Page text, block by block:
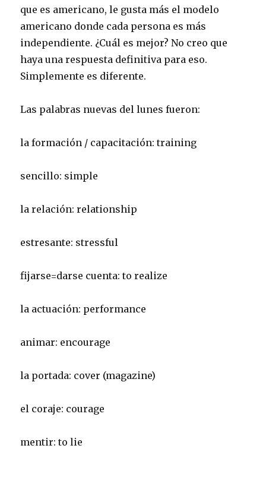
que es americano, le gusta más el modelo
americano donde cada persona es más
independiente. ¿Cuál es mejor? No creo que
haya una respuesta definitiva para eso.
Simplemente es diferente.
Las palabras nuevas del lunes fueron:
la formación / capacitación: training
sencillo: simple
la relación: relationship
estresante: stressful
fijarse=darse cuenta: to realize
la actuación: performance
animar: encourage
la portada: cover (magazine)
el coraje: courage
mentir: to lie